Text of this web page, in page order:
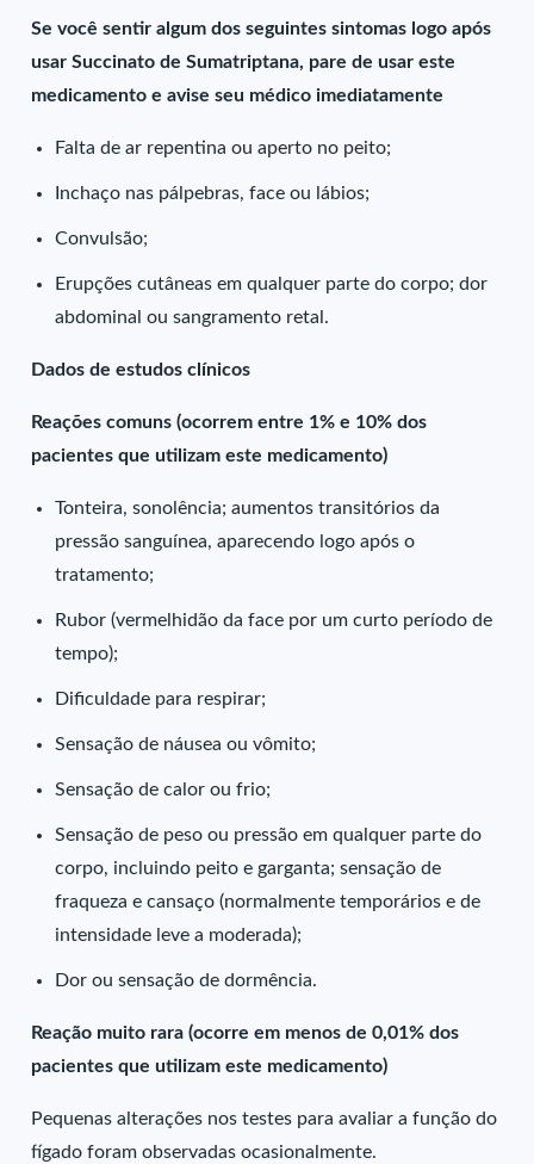
Se você sentir algum dos seguintes sintomas logo após
usar Succinato de Sumatriptana, pare de usar este
medicamento e avise seu médico imediatamente
Falta de ar repentina ou aperto no peito;
Inchaço nas pálpebras, face ou lábios;
Convulsão;
Erupções cutâneas em qualquer parte do corpo; dor
abdominal ou sangramento retal.
Dados de estudos clínicos
Reações comuns (ocorrem entre 1% e 10% dos
pacientes que utilizam este medicamento)
Tonteira, sonolência; aumentos transitórios da
pressão sanguínea, aparecendo logo após o
tratamento;
Rubor (vermelhidão da face por um curto período de
tempo);
Dificuldade para respirar;
Sensação de náusea ou vômito;
Sensação de calor ou frio;
Sensação de peso ou pressão em qualquer parte do
corpo, incluindo peito e garganta; sensação de
fraqueza e cansaço (normalmente temporários e de
intensidade leve a moderada);
Dor ou sensação de dormência.
Reação muito rara (ocorre em menos de 0,01% dos
pacientes que utilizam este medicamento)
Pequenas alterações nos testes para avaliar a função do
fígado foram observadas ocasionalmente.